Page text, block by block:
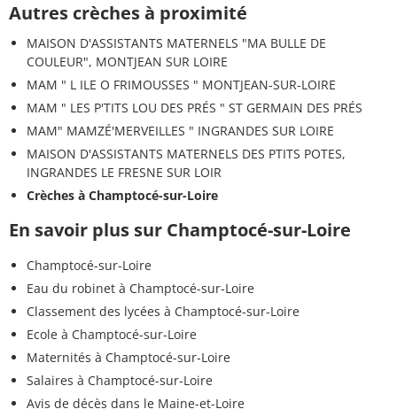
Autres crèches à proximité
MAISON D'ASSISTANTS MATERNELS "MA BULLE DE
COULEUR", MONTJEAN SUR LOIRE
MAM " L ILE O FRIMOUSSES " MONTJEAN-SUR-LOIRE
MAM " LES P'TITS LOU DES PRÉS " ST GERMAIN DES PRÉS
MAM" MAMZÉ'MERVEILLES " INGRANDES SUR LOIRE
MAISON D'ASSISTANTS MATERNELS DES PTITS POTES,
INGRANDES LE FRESNE SUR LOIR
Crèches à Champtocé-sur-Loire
En savoir plus sur Champtocé-sur-Loire
Champtocé-sur-Loire
Eau du robinet à Champtocé-sur-Loire
Classement des lycées à Champtocé-sur-Loire
Ecole à Champtocé-sur-Loire
Maternités à Champtocé-sur-Loire
Salaires à Champtocé-sur-Loire
Avis de décès dans le Maine-et-Loire